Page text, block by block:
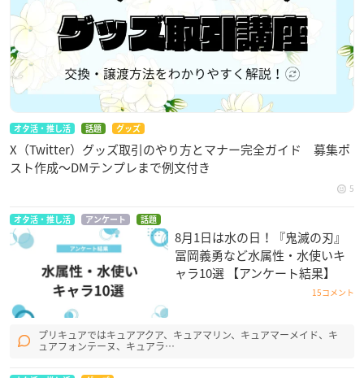
オタ活・推し活 話題 グッズ
X（Twitter）グッズ取引のやり方とマナー完全ガイド 募集ポ
スト作成〜DMテンプレまで例文付き
5
オタ活・推し活 アンケート 話題
8月1日は水の日！『鬼滅の刃』
冨岡義勇など水属性・水使いキ
ャラ10選 【アンケート結果】
15コメント
プリキュアではキュアアクア、キュアマリン、キュアマーメイド、キ
ュアフォンテーヌ、キュアラ…